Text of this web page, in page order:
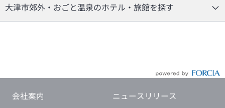
大津市郊外・おごと温泉のホテル・旅館を探す
会社案内 ニュースリリース